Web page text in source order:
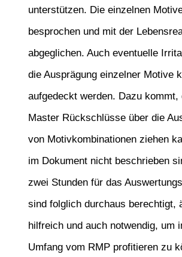
unterstützen. Die einzelnen
besprochen und mit der
abgeglichen. Auch eventuelle
die Ausprägung einzelner Motive
aufgedeckt werden. Dazu kommt,
Master Rückschlüsse über die
von Motivkombinationen ziehen
im Dokument nicht beschrieben
zwei Stunden für das
sind folglich durchaus berechtigt,
hilfreich und auch notwendig, um
Umfang vom RMP profitieren zu